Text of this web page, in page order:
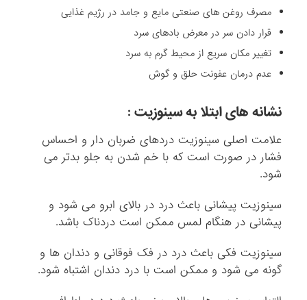
مصرف روغن های صنعتی مایع و جامد در رژیم غذایی
قرار دادن سر در معرض بادهای سرد
تغییر مکان سریع از محیط گرم به سرد
عدم درمان عفونت حلق و گوش
نشانه های ابتلا به سینوزیت :
علامت اصلی سینوزیت دردهای ضربان دار و احساس
فشار در صورت است که با خم شدن به جلو بدتر می
شود.
سینوزیت پیشانی باعث درد در بالای ابرو می شود و
پیشانی در هنگام لمس ممکن است دردناک باشد.
سینوزیت فکی باعث درد در فک فوقانی و دندان ها و
گونه می شود و ممکن است با درد دندان اشتباه شود.